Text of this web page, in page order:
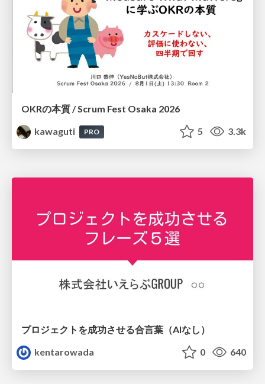
OKRの本質 / Scrum Fest Osaka 2026
kawaguti
PRO 5 3.3k
プロジェクトを成功させる合言葉（AIなし）
kentarowada
0 640